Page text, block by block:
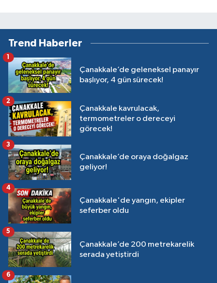
Trend Haberler
Çanakkale’de geleneksel panayır
başlıyor, 4 gün sürecek!
1
Çanakkale kavrulacak,
termometreler o dereceyi
görecek!
2
Çanakkale’de oraya doğalgaz
geliyor!
3
Çanakkale'de yangın, ekipler
seferber oldu
4
Çanakkale’de 200 metrekarelik
serada yetiştirdi
5
6